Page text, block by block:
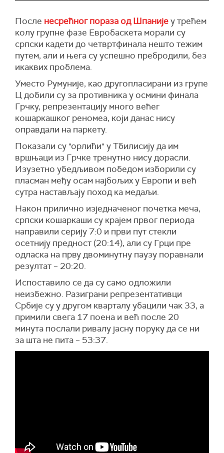
После несрећног пораза од Шпанијеу трећем
колу групне фазе Евробаскета морали су
српски кадети до четвртфинала нешто тежим
путем, али и њега су успешно пребродили, без
икаквих проблема.
Уместо Румуније, као другопласирани из групе
Ц добили су за противника у осмини финала
Грчку, репрезентацију много већег
кошаркашког реномеа, који данас нису
оправдали на паркету.
Показали су "орлићи" у Тбилисију да им
вршњаци из Грчке тренутно нису дорасли.
Изузетно убедљивом победом изборили су
пласман међу осам најбољих у Европи и већ
сутра настављају поход ка медаљи.
Након прилично изједначеног почетка меча,
српски кошаркаши су крајем првог периода
направили серију 7:0 и први пут стекли
осетнију предност (20:14), али су Грци пре
одласка на прву двоминутну паузу поравнали
резултат – 20:20.
Испоставило се да су само одложили
неизбежно. Разиграни репрезентативци
Србије су у другом кварталу убацили чак 33, а
примили свега 17 поена и већ после 20
минута послали ривалу јасну поруку да се ни
за шта не пита – 53:37.